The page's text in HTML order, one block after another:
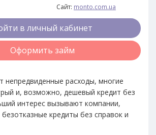
Сайт: monto.com.ua
в личный кабинет
Оформить займ
непредвиденные расходы, многие
и, возможно, дешевый кредит без
интерес вызывают компании,
кредиты без справок и